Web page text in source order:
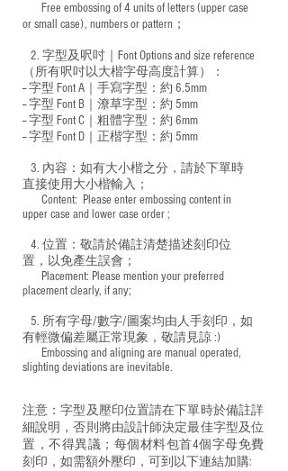
Free embossing of 4 units of letters (upper case
or small case), numbers or pattern；
2. 字型及呎吋｜ Font Options and size reference
（所有呎吋以大楷字母高度計算）：
-- 字型 Font A｜手寫字型：約 6.5mm
-- 字型 Font B｜潦草字型： 約 5mm
-- 字型 Font C｜粗體字型：約 6mm
-- 字型 Font D｜正楷字型： 約 5mm
3. 內容：如有大小楷之分，請於下單時
直接使用大小楷輸入；
​ Content: Please enter embossing content in
upper case and lower case order ;
4. 位置：敬請於備註清楚描述刻印位
置，以免產生誤會；
​ Placement: Please mention your preferred
placement clearly, if any;
5. 所有字母/數字/圖案均由人手刻印，如
有輕微偏差屬正常現象，敬請見諒 :)
​ Embossing and aligning are manual operated,
slighting deviations are inevitable.
注意：字型及壓印位置請在下單時於備註詳
細說明，否則將由設計師決定最佳字型及位
置，不得異議；每個材料包首4個字母免費
刻印，如需額外壓印，可到以下連結加購: